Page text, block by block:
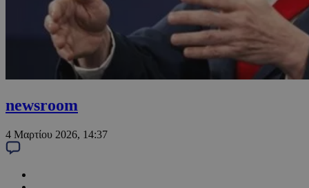
newsroom
4 Μαρτίου 2026, 14:37